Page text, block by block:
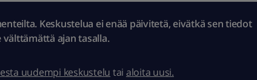
Keskustelua ei enää päivitetä, eivätkä sen tiedot
välttämättä ajan tasalla.
uudempi keskustelu tai aloita uusi.